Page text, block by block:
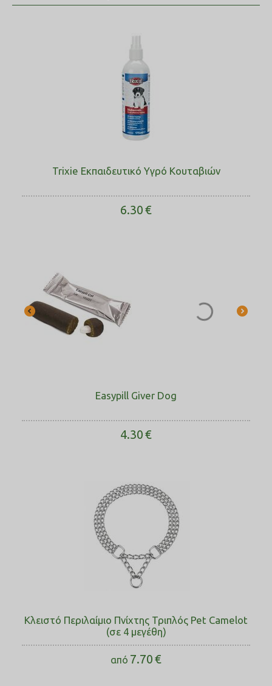
Trixie Εκπαιδευτικό Υγρό Κουταβιών
6.30€
Easypill Giver Dog
4.30€
Κλειστό Περιλαίμιο Πνίχτης Τριπλός Pet Camelot
(σε 4 μεγέθη)
από 7.70€